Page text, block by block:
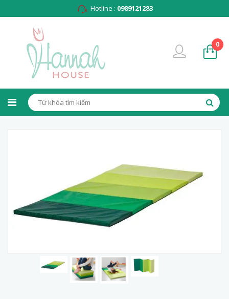
Hotline : 0989121283
0